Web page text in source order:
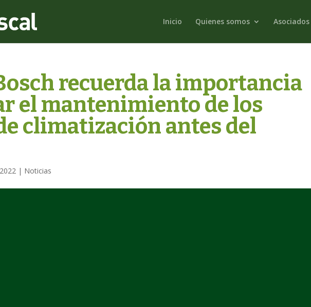
Inicio Quienes somos Asociados
recuerda la importancia
el mantenimiento de los
climatización antes del
| Noticias